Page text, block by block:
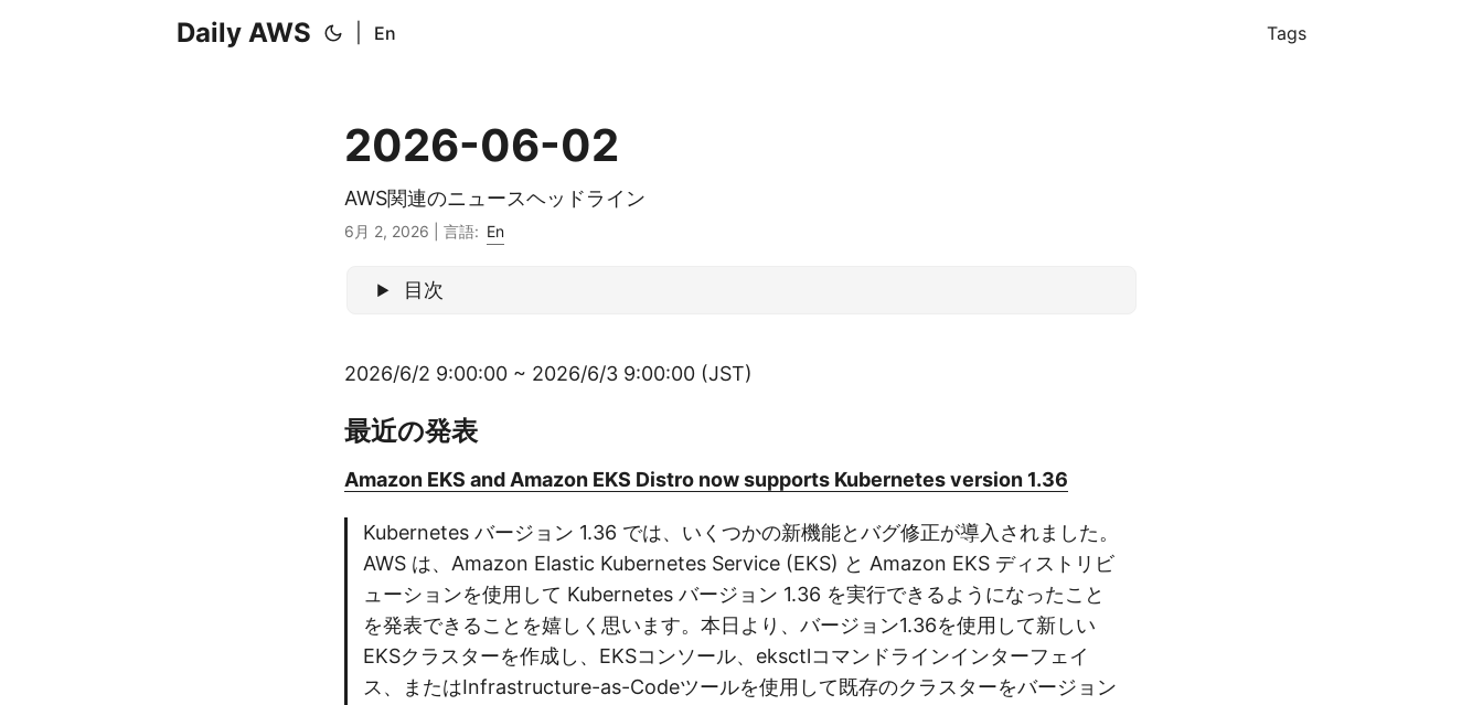
Daily AWS En Tags
2026-06-02
AWS関連のニュースヘッドライン
6月 2, 2026 言語: En
目次
2026/6/2 9:00:00 ~ 2026/6/3 9:00:00 (JST)
最近の発表
Amazon EKS and Amazon EKS Distro now supports Kubernetes version 1.36
Kubernetes バージョン 1.36 では、いくつかの新機能とバグ修正が導入されました。
AWS は、Amazon Elastic Kubernetes Service (EKS) と Amazon EKS ディストリビ
ューションを使用して Kubernetes バージョン 1.36 を実行できるようになったこと
を発表できることを嬉しく思います。本日より、バージョン1.36を使用して新しい
EKSクラスターを作成し、EKSコンソール、eksctlコマンドラインインターフェイ
ス、またはInfrastructure-as-Codeツールを使用して既存のクラスターをバージョン